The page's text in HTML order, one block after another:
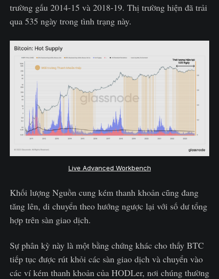
trường gấu 2014-15 và 2018-19. Thị trường hiện đã trải
qua 535 ngày trong tình trạng này.
Live Advanced Workbench
Khối lượng Nguồn cung kém thanh khoản cũng đang
tăng lên, di chuyển theo hướng ngược lại với số dư tổng
hợp trên sàn giao dịch.
Sự phân kỳ này là một bằng chứng khác cho thấy BTC
tiếp tục được rút khỏi các sàn giao dịch và chuyển vào
các ví kém thanh khoản của HODLer, nơi chúng thường